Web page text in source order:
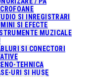
SI INREGISTRARI
SI EFECTE
MUZICALE
SI CONECTORI
TEHNICA
URI SI HUSE